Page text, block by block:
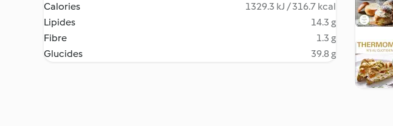
Calories
1329.3 kJ / 316.7 kcal
Lipides
14.3 g
Fibre
1.3 g
Glucides
39.8 g